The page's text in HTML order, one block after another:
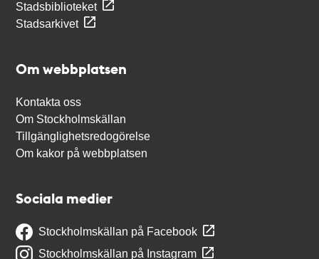
Stadsbiblioteket
Stadsarkivet
Om webbplatsen
Kontakta oss
Om Stockholmskällan
Tillgänglighetsredogörelse
Om kakor på webbplatsen
Sociala medier
Stockholmskällan på Facebook
Stockholmskällan på Instagram